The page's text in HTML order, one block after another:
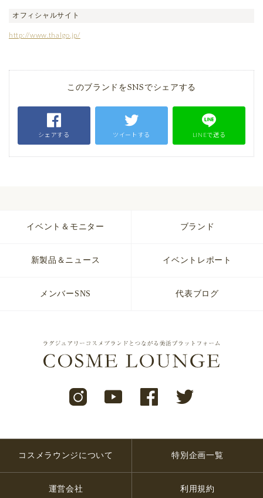
オフィシャルサイト
http://www.thalgo.jp/
このブランドをSNSでシェアする
シェアする ツイートする LINEで送る
イベント＆モニター ブランド
新製品＆ニュース イベントレポート
メンバーSNS 代表ブログ
コスメラウンジについて 特別企画一覧
運営会社 利用規約